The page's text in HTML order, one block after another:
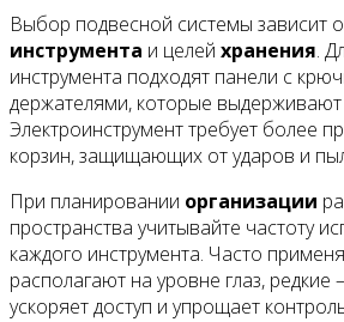
Выбор подвесной системы зависит
инструмента и целей хранения.
инструмента подходят панели с
держателями, которые выдерживают
Электроинструмент требует более
корзин, защищающих от ударов и
При планировании организации
пространства учитывайте частоту
каждого инструмента. Часто
располагают на уровне глаз,
ускоряет доступ и упрощает